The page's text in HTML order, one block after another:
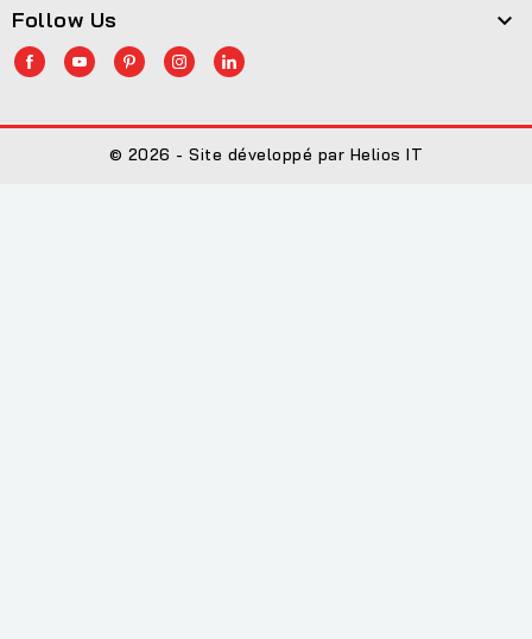
Follow Us 
© 2026 - Site développé par Helios IT